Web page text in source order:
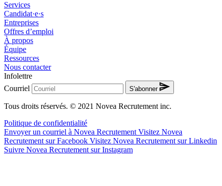
Services
Candidat·e·s
Entreprises
Offres d’emploi
À propos
Équipe
Ressources
Nous contacter
Infolettre
Courriel
S'abonner
Tous droits réservés. © 2021 Novea Recrutement inc.
Politique de confidentialité
Envoyer un courriel à Novea Recrutement Visitez Novea
Recrutement sur Facebook Visitez Novea Recrutement sur Linkedin
Suivre Novea Recrutement sur Instagram